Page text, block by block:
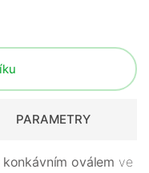
PARAMETRY
oválem ve